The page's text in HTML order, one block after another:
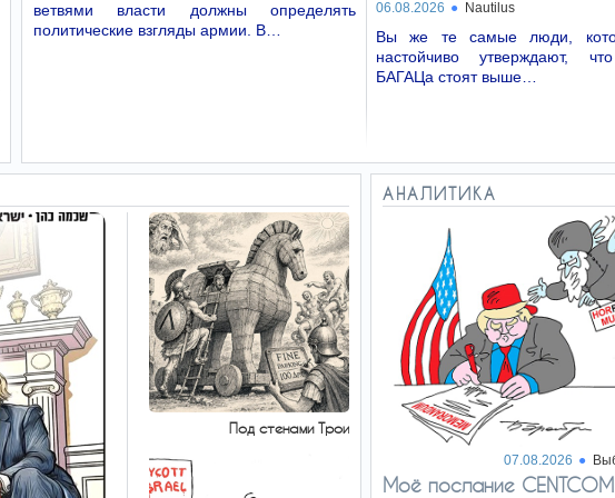
ветвями власти должны определять
политические взгляды армии. В…
06.08.2026 Nautilus
Вы же те самые люди,
настойчиво утверждают,
БАГАЦа стоят выше…
Под стенами Трои
АНАЛИТИКА
07.08.2026
Моё послание CENTCOM